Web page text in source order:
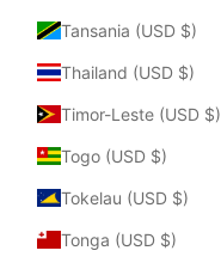
Tansania (USD $)
Thailand (USD $)
Timor-Leste (USD $)
Togo (USD $)
Tokelau (USD $)
Tonga (USD $)